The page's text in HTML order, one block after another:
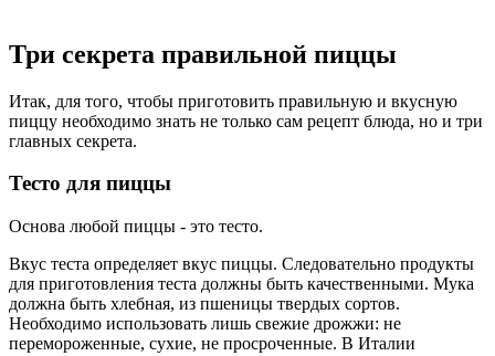
Три секрета правильной пиццы
Итак, для того, чтобы приготовить правильную и вкусную
пиццу необходимо знать не только сам рецепт блюда, но и три
главных секрета.
Тесто для пиццы
Основа любой пиццы - это тесто.
Вкус теста определяет вкус пиццы. Следовательно продукты
для приготовления теста должны быть качественными. Мука
должна быть хлебная, из пшеницы твердых сортов.
Необходимо использовать лишь свежие дрожжи: не
перемороженные, сухие, не просроченные. В Италии